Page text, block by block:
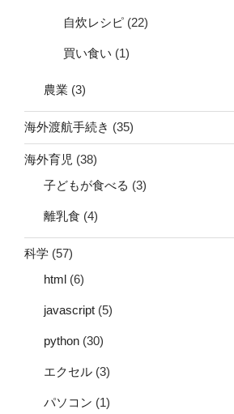
自炊レシピ (22)
買い食い (1)
農業 (3)
海外渡航手続き (35)
海外育児 (38)
子どもが食べる (3)
離乳食 (4)
科学 (57)
html (6)
javascript (5)
python (30)
エクセル (3)
パソコン (1)